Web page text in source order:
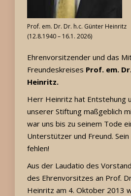
Prof. em. Dr. Dr. h.c. Günter Heinritz
(12.8.1940 – 16.1. 2026)
Ehrenvorsitzender und das
Freundeskreises Prof. em.
Heinritz.
Herr Heinritz hat Entstehung
unserer Stiftung maßgeblich
war uns bis zu seinem Tode
Unterstützer und Freund.
fehlen!
Aus der Laudatio des
des Ehrenvorsitzes an Prof.
Heinritz am 4. Oktober 2013